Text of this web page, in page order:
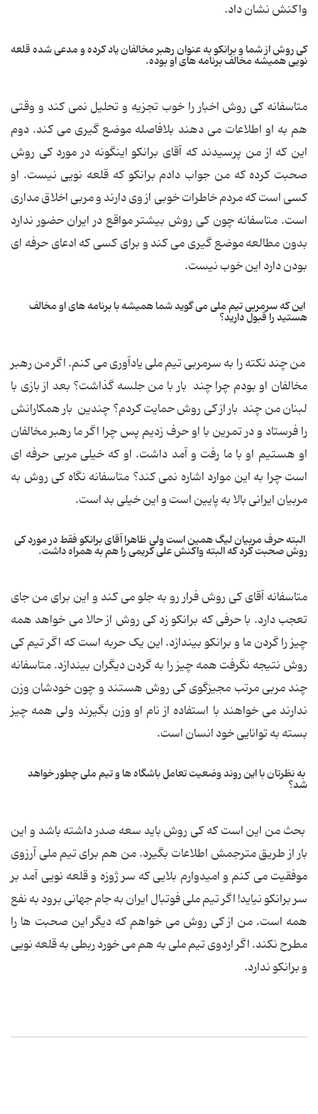
واکنش نشان داد.
کی روش از شما و برانکو به عنوان رهبر مخالفان یاد کرده و مدعی شده قلعه
نویی همیشه مخالف برنامه های او بوده.
متاسفانه کی روش اخبار را خوب تجزیه و تحلیل نمی کند و وقتی
هم به او اطلاعات می دهند بلافاصله موضع گیری می کند. دوم
این که از من پرسیدند که آقای برانکو اینگونه در مورد کی روش
صحبت کرده که من جواب دادم برانکو که قلعه نویی نیست. او
کسی است که مردم خاطرات خوبی از وی دارند و مربی اخلاق مداری
است. متاسفانه چون کی روش بیشتر مواقع در ایران حضور ندارد
بدون مطالعه موضع گیری می کند و برای کسی که ادعای حرفه ای
بودن دارد این خوب نیست.
این که سرمربی تیم ملی می گوید شما همیشه با برنامه های او مخالف
هستید را قبول دارید؟
من چند نکته را به سرمربی تیم ملی یادآوری می کنم. اگر من رهبر
مخالفان او بودم چرا چند بار با من جلسه گذاشت؟ بعد از بازی با
لبنان من چند بار از کی روش حمایت کردم؟ چندین بار همکارانش
را فرستاد و در تمرین با او حرف زدیم پس چرا اگر ما رهبر مخالفان
او هستیم او با ما رفت و آمد داشت. او که خیلی مربی حرفه ای
است چرا به این موارد اشاره نمی کند؟ متاسفانه نگاه کی روش به
مربیان ایرانی بالا به پایین است و این خیلی بد است.
البته حرف مربیان لیگ همین است ولی ظاهرا آقای برانکو فقط در مورد کی
روش صحبت کرد که البته واکنش علی کریمی را هم به همراه داشت.
متاسفانه آقای کی روش فرار رو به جلو می کند و این برای من جای
تعجب دارد. با حرفی که برانکو زد کی روش از حالا می خواهد همه
چیز را گردن ما و برانکو بیندازد. این یک حربه است که اگر تیم کی
روش نتیجه نگرفت همه چیز را به گردن دیگران بیندازد. متاسفانه
چند مربی مرتب مجیزگوی کی روش هستند و چون خودشان وزن
ندارند می خواهند با استفاده از نام او وزن بگیرند ولی همه چیز
بسته به توانایی خود انسان است.
به نظرتان با این روند وضعیت تعامل باشگاه ها و تیم ملی چطور خواهد
شد؟
بحث من این است که کی روش باید سعه صدر داشته باشد و این
بار از طریق مترجمش اطلاعات بگیرد. من هم برای تیم ملی آرزوی
موفقیت می کنم و امیدوارم بلایی که سر ژوزه و قلعه نویی آمد بر
سر برانکو نیاید! اگر تیم ملی فوتبال ایران به جام جهانی برود به نفع
همه است. من از کی روش می خواهم که دیگر این صحبت ها را
مطرح نکند. اگر اردوی تیم ملی به هم می خورد ربطی به قلعه نویی
و برانکو ندارد.